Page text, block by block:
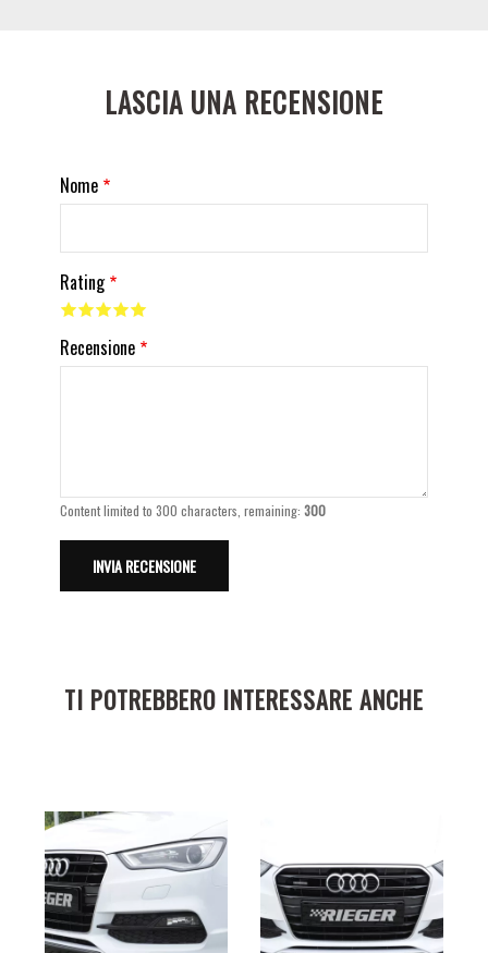
LASCIA UNA RECENSIONE
Nome
Rating
Recensione
Content limited to 300 characters, remaining:300
TI POTREBBERO INTERESSARE ANCHE